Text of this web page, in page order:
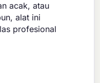
acak, atau
alat ini
profesional